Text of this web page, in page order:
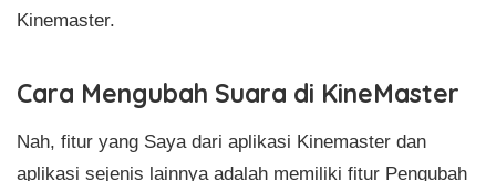
Kinemaster.
Cara Mengubah Suara di KineMaster
Nah, fitur yang Saya dari aplikasi Kinemaster dan
aplikasi sejenis lainnya adalah memiliki fitur Pengubah